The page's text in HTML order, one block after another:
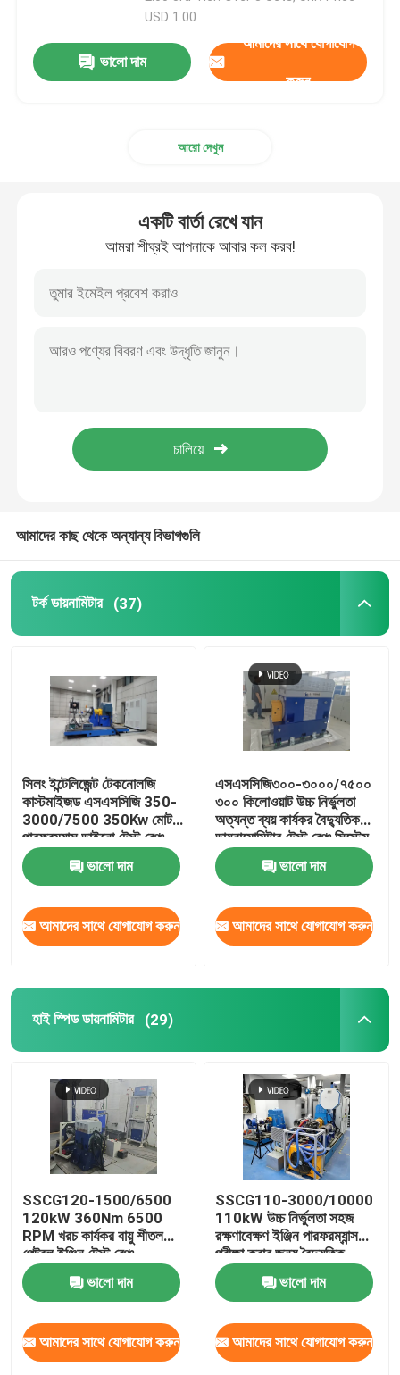
ইঞ্জিন টেস্ট বেঞ্চ
পোর্টেবল ডেটা অধিগ্রহণ মডিউল
কুল্যান্ট কন্ডিশনিং মেশিন
USD 1.00
ভালো দাম
আমাদের সাথে যোগাযোগ
করুন
আরো দেখুন
একটি বার্তা রেখে যান
আমরা শীঘ্রই আপনাকে আবার কল করব!
আমাদের কাছ থেকে অন্যান্য বিভাগগুলি
টর্ক ডায়নামিটার (37)
সিলং ইন্টেলিজেন্ট টেকনোলজি
কাস্টমাইজড এসএসসিজি 350-
3000/7500 350Kw মোটর
পারফরম্যান্স ডাইনো টেস্ট বেঞ্চ
ভালো দাম
আমাদের সাথে যোগাযোগ করুন
এসএসসিজি৩০০-৩০০০/৭৫০০
৩০০ কিলোওয়াট উচ্চ নির্ভুলতা
অত্যন্ত ব্যয় কার্যকর বৈদ্যুতিক
ডায়নামোমিটার টেস্ট বেঞ্চ সিস্টেম
ইভি মোটর পারফরম্যান্স পরীক্ষা
করার জন্য
ভালো দাম
আমাদের সাথে যোগাযোগ করুন
হাই স্পিড ডায়নামিটার (29)
SSCG120-1500/6500
120kW 360Nm 6500
RPM খরচ কার্যকর বায়ু শীতল
পেট্রল ইঞ্জিন টেস্ট বেঞ্চ
ভালো দাম
আমাদের সাথে যোগাযোগ করুন
SSCG110-3000/10000
110kW উচ্চ নির্ভুলতা সহজ
রক্ষণাবেক্ষণ ইঞ্জিন পারফরম্যান্স
পরীক্ষা করার জন্য বৈদ্যুতিক
ডায়নামোমিটার টেস্ট বেঞ্চ সিস্টেম
ভালো দাম
আমাদের সাথে যোগাযোগ করুন